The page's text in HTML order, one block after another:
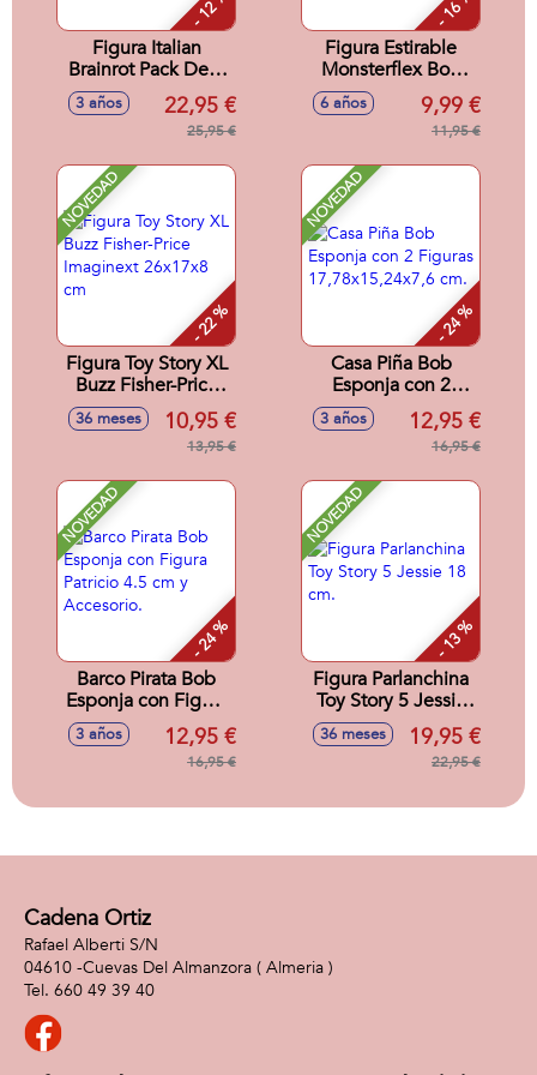
Figura Italian
Brainrot Pack De 5
Figuras De 5Cm -
Modelos surtidos
3 años 22,95 €
25,95 €
Figura Estirable
Monsterflex Bob
Esponja. - Modelos
surtidos
6 años 9,99 €
11,95 €
NOVEDAD
- 22 %
Figura Toy Story XL
Buzz Fisher-Price
Imaginext 26x17x8
cm
36 meses 10,95 €
13,95 €
NOVEDAD
- 24 %
Casa Piña Bob
Esponja con 2
Figuras
17,78x15,24x7,6
3 años 12,95 €
16,95 €
NOVEDAD
- 24 %
Barco Pirata Bob
Esponja con Figura
Patricio 4.5 cm y
Accesorio.
3 años 12,95 €
16,95 €
NOVEDAD
- 13 %
Figura Parlanchina
Toy Story 5 Jessie
18 cm.
36 meses 19,95 €
22,95 €
Cadena Ortiz
Rafael Alberti S/N
04610 -Cuevas Del Almanzora ( Almeria )
660 49 39 40